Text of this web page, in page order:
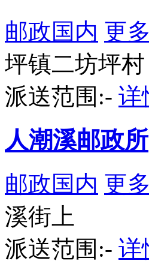
邮政国内 更
坪镇二坊坪村
派送范围:- 详
人潮溪邮政所
邮政国内 更
溪街上
派送范围:- 详